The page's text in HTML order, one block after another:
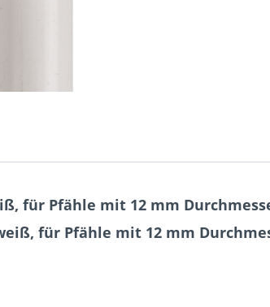
für Pfähle mit 12 mm
für Pfähle mit 12 mm